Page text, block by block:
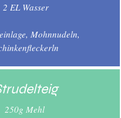
2 EL Wasser
Mohnnudeln,
250g Mehl